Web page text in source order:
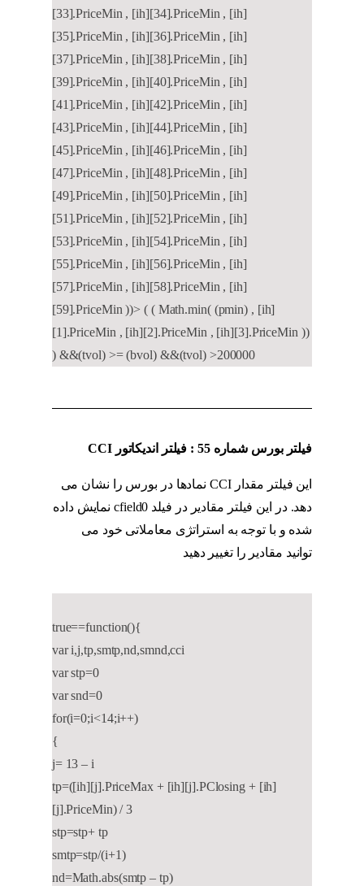
[33].PriceMin , [ih][34].PriceMin , [ih]
[35].PriceMin , [ih][36].PriceMin , [ih]
[37].PriceMin , [ih][38].PriceMin , [ih]
[39].PriceMin , [ih][40].PriceMin , [ih]
[41].PriceMin , [ih][42].PriceMin , [ih]
[43].PriceMin , [ih][44].PriceMin , [ih]
[45].PriceMin , [ih][46].PriceMin , [ih]
[47].PriceMin , [ih][48].PriceMin , [ih]
[49].PriceMin , [ih][50].PriceMin , [ih]
[51].PriceMin , [ih][52].PriceMin , [ih]
[53].PriceMin , [ih][54].PriceMin , [ih]
[55].PriceMin , [ih][56].PriceMin , [ih]
[57].PriceMin , [ih][58].PriceMin , [ih]
[59].PriceMin ))> ( ( Math.min( (pmin) , [ih]
[1].PriceMin , [ih][2].PriceMin , [ih][3].PriceMin ))
) &&(tvol) >= (bvol) &&(tvol) >200000
فیلتر بورس شماره 55 : فیلتر اندیکاتور CCI
این فیلتر مقدار CCI نمادها در بورس را نشان می
دهد. در این فیلتر مقادیر در فیلد cfield0 نمایش داده
شده و با توجه به استراتژی معاملاتی خود می
توانید مقادیر را تغییر دهید
true==function(){
var i,j,tp,smtp,nd,smnd,cci
var stp=0
var snd=0
for(i=0;i<14;i++)
{
j= 13 – i
tp=([ih][j].PriceMax + [ih][j].PClosing + [ih]
[j].PriceMin) / 3
stp=stp+ tp
smtp=stp/(i+1)
nd=Math.abs(smtp – tp)